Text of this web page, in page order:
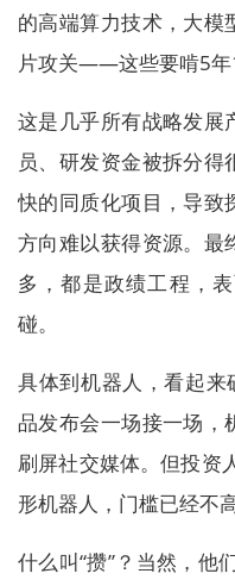
的高端算力技术，大模
片攻关——这些要啃5年
这是几乎所有战略发展
员、研发资金被拆分
快的同质化项目，导致
方向难以获得资源。最
多，都是政绩工程，
碰。
具体到机器人，看起
品发布会一场接一场，
刷屏社交媒体。但投资
形机器人，门槛已经不
什么叫“攒”？当然，他